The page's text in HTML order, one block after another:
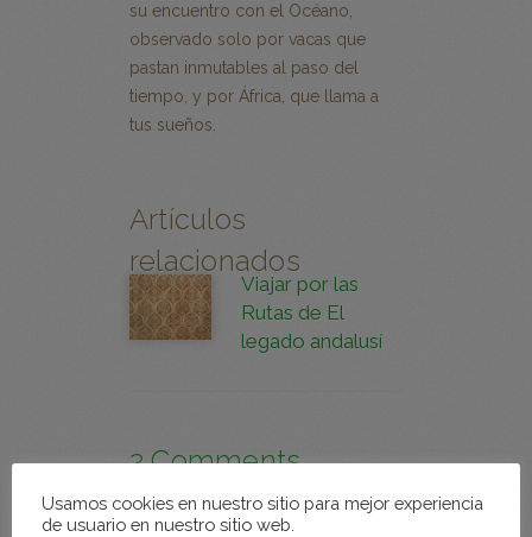
su encuentro con el Océano,
observado solo por vacas que
pastan inmutables al paso del
tiempo, y por África, que llama a
tus sueños.
Artículos
relacionados
Viajar por las
Rutas de El
legado andalusí
2 Comments
Tierney Bartel Samy
Usamos cookies en nuestro sitio para mejor experiencia
de usuario en nuestro sitio web.